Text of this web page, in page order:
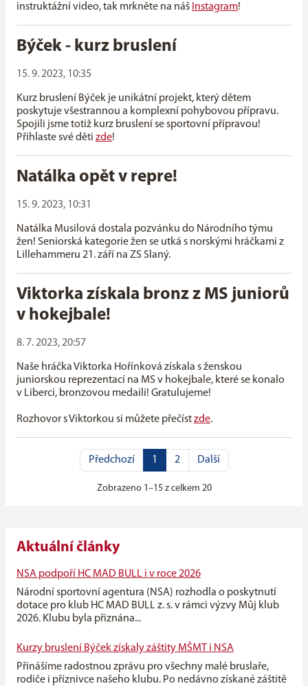
instruktážní video, tak mrkněte na náš Instagram!
Býček - kurz bruslení
15. 9. 2023, 10:35
Kurz bruslení Býček je unikátní projekt, který dětem
poskytuje všestrannou a komplexní pohybovou přípravu.
Spojili jsme totiž kurz bruslení se sportovní přípravou!
Přihlaste své děti zde!
Natálka opět v repre!
15. 9. 2023, 10:31
Natálka Musilová dostala pozvánku do Národního týmu
žen! Seniorská kategorie žen se utká s norskými hráčkami z
Lillehammeru 21. září na ZS Slaný.
Viktorka získala bronz z MS juniorů
v hokejbale!
8. 7. 2023, 20:57
Naše hráčka Viktorka Hořínková získala s ženskou
juniorskou reprezentací na MS v hokejbale, které se konalo
v Liberci, bronzovou medaili! Gratulujeme!
Rozhovor s Viktorkou si můžete přečístzde.
Předchozí 1 2 Další
Zobrazeno 1–15 z celkem 20
Aktuální články
NSA podpoří HC MAD BULL i v roce 2026
Národní sportovní agentura (NSA) rozhodla o poskytnutí
dotace pro klub HC MAD BULL z. s. v rámci výzvy Můj klub
2026. Klubu byla přiznána...
Kurzy bruslení Býček získaly záštity MŠMT i NSA
Přinášíme radostnou zprávu pro všechny malé bruslaře,
rodiče i příznivce našeho klubu. Po nedávno získané záštitě